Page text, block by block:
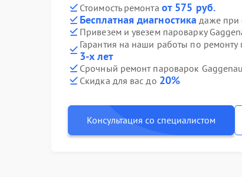
Стоимость ремонта от 575 руб.
Бесплатная диагностика даже при
Привезем и увезем пароварку
Гарантия на наши работы по
3-х лет
Срочный ремонт пароварок
Скидка для вас до 20%
Консультация со специалистом